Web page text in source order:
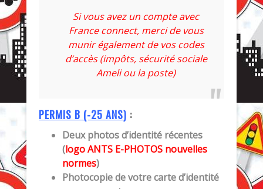
Si vous avez un compte avec
France connect, merci de vous
munir également de vos codes
d’accès (impôts, sécurité sociale
Ameli ou la poste)
PERMIS B (-25 ANS) :
Deux photos d’identité récentes
(logo ANTS E-PHOTOS nouvelles
normes)
Photocopie de votre carte d’identité